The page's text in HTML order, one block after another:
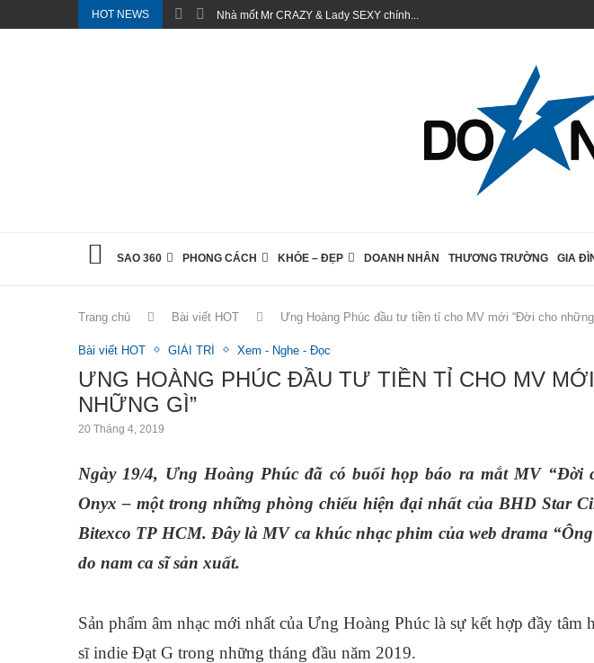
HOT NEWS Nhà mốt Mr CRAZY & Lady SEXY chính...
SAO 360 PHONG CÁCH KHỎE – ĐẸP DOANH NHÂN THƯƠNG TRƯỜNG GIA
Trang chủ Bài viết HOT Ưng Hoàng Phúc đầu tư tiền tỉ cho MV mới “Đời cho
Bài viết HOT GIẢI TRÍ Xem - Nghe - Đọc
ƯNG HOÀNG PHÚC ĐẦU TƯ TIỀN TỈ CHO MV
NHỮNG GÌ”
20 Tháng 4, 2019
Ngày 19/4, Ưng Hoàng Phúc đã có buổi họp báo ra mắt MV “Đời
Onyx – một trong những phòng chiếu hiện đại nhất của BHD Star
Bitexco TP HCM. Đây là MV ca khúc nhạc phim của web drama
do nam ca sĩ sản xuất.
Sản phẩm âm nhạc mới nhất của Ưng Hoàng Phúc là sự kết hợp đầy tâm
sĩ indie Đạt G trong những tháng đầu năm 2019.